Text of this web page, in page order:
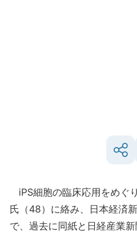
iPS細胞の臨床応用をめぐ
氏（48）に絡み、日本経済
で、過去に同紙と日経産業